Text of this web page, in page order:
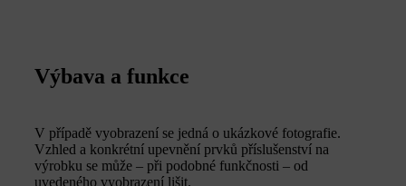
Výbava a funkce
V případě vyobrazení se jedná o ukázkové fotografie.
Vzhled a konkrétní upevnění prvků příslušenství na
výrobku se může – při podobné funkčnosti – od
uvedeného vyobrazení lišit.